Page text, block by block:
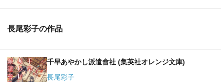
長尾彩子の作品
千早あやかし派遣會社 (集英社オレンジ文庫)
長尾彩子